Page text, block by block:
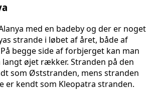
med en badeby og der er noget
strande i løbet af året, både af
begge side af forbjerget kan man
langt øjet rækker. Stranden på den
som Øststranden, mens stranden
er kendt som Kleopatra stranden.